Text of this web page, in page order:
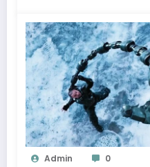
Admin 0